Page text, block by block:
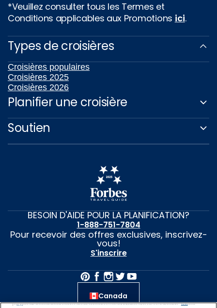
*Veuillez consulter tous les Termes et
Conditions applicables aux Promotions ici.
Types de croisières
Croisières populaires
Croisières 2025
Croisières 2026
Planifier une croisière
Soutien
BESOIN D'AIDE POUR LA PLANIFICATION?
1-888-751-7804
Pour recevoir des offres exclusives, inscrivez-
vous!
S'inscrire
Canada